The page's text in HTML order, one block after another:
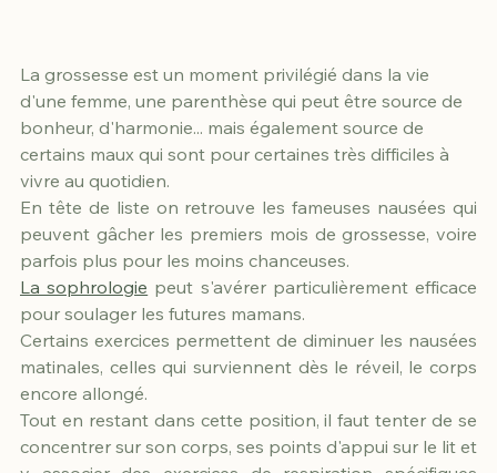
La grossesse est un moment privilégié dans la vie
d'une femme, une parenthèse qui peut être source de
bonheur, d'harmonie... mais également source de
certains maux qui sont pour certaines très difficiles à
vivre au quotidien.
En tête de liste on retrouve les fameuses nausées qui
peuvent gâcher les premiers mois de grossesse, voire
parfois plus pour les moins chanceuses.
La sophrologie peut s'avérer particulièrement efficace
pour soulager les futures mamans.
Certains exercices permettent de diminuer les nausées
matinales, celles qui surviennent dès le réveil, le corps
encore allongé.
Tout en restant dans cette position, il faut tenter de se
concentrer sur son corps, ses points d'appui sur le lit et